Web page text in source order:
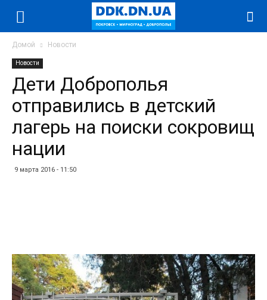
Домой Новости
Новости
Дети Доброполья
отправились в детский
лагерь на поиски сокровищ
нации
9 марта 2016 - 11:50